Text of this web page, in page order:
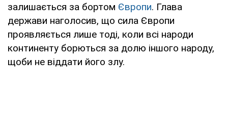
залишається за бортом Європи. Глава
держави наголосив, що сила Європи
проявляється лише тоді, коли всі народи
континенту борються за долю іншого народу,
щоби не віддати його злу.